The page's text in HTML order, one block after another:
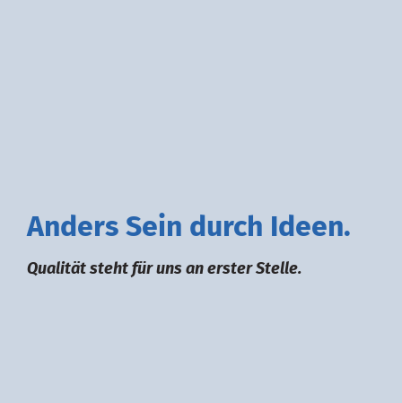
Anders Sein durch deen.
Qualität steht für uns an erster Stelle.